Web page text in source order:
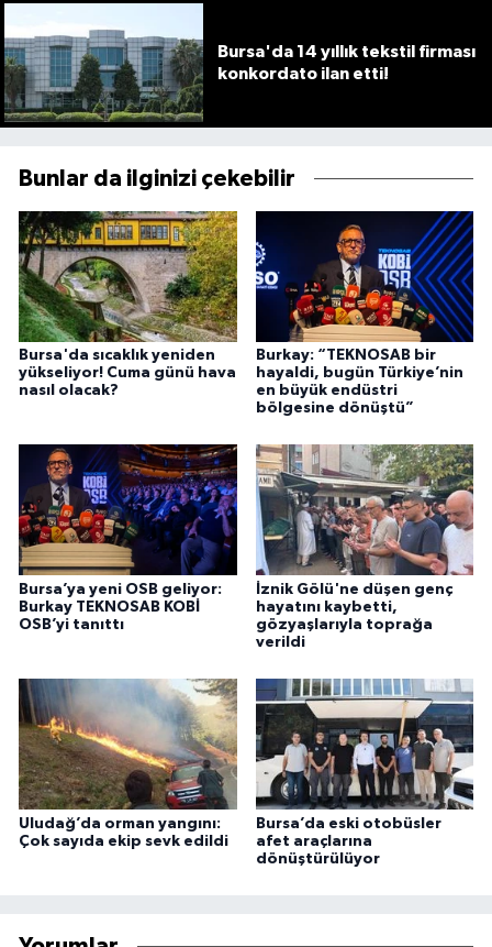
Bursa'da 14 yıllık tekstil firması
konkordato ilan etti!
Bunlar da ilginizi çekebilir
Bursa'da sıcaklık yeniden
yükseliyor! Cuma günü hava
nasıl olacak?
Burkay: “TEKNOSAB bir
hayaldi, bugün Türkiye’nin
en büyük endüstri
bölgesine dönüştü”
Bursa’ya yeni OSB geliyor:
Burkay TEKNOSAB KOBİ
OSB’yi tanıttı
İznik Gölü'ne düşen genç
hayatını kaybetti,
gözyaşlarıyla toprağa
verildi
Uludağ’da orman yangını:
Çok sayıda ekip sevk edildi
Bursa’da eski otobüsler
afet araçlarına
dönüştürülüyor